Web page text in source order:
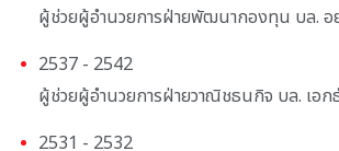
ผู้ช่วยผู้อำนวยการฝ่ายพัฒนากองทุน บล. อยุ
2537 - 2542
ผู้ช่วยผู้อำนวยการฝ่ายวาณิชธนกิจ บล. เอก
2531 - 2532